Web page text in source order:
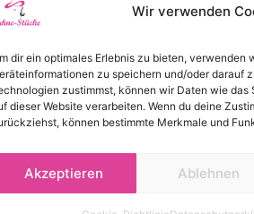
Wir verwenden
dir ein optimales Erlebnis zu bieten, verwenden
zu speichern und/oder darauf
zustimmst, können wir Daten wie
dieser Website verarbeiten. Wenn du deine
können bestimmte Merkmale und
Akzeptieren Ablehnen
Schnäppchen, Gutscheine, Aktionen und Angebote
E-Mail widerrufen werden.
JETZT ABONNIEREN
Ausland zu einer Lieferzeit von 3-5 Tagen